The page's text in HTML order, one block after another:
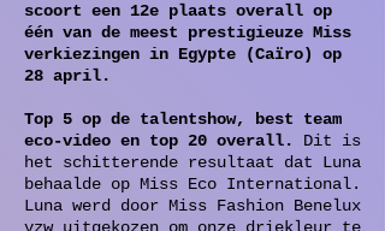
scoort een 12e plaats overall op
één van de meest prestigieuze Miss
verkiezingen in Egypte (Caïro) op
28 april.
Top 5 op de talentshow, best team
eco-video en top 20 overall.
Dit is
het schitterende resultaat dat Luna
behaalde op Miss Eco International.
Luna werd door Miss Fashion Benelux